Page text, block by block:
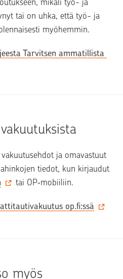
mikäli työ- ja
tai on uhka, että työ- ja
myöhemmin.
Tarvitsen ammatillista
ja omavastuut
tai OP‑mobiiliin.
op.fi:ssä
myös